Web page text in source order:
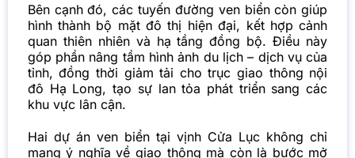
Bên cạnh đó, các tuyến đường ven biển còn giúp
hình thành bộ mặt đô thị hiện đại, kết hợp cảnh
quan thiên nhiên và hạ tầng đồng bộ. Điều này
góp phần nâng tầm hình ảnh du lịch – dịch vụ của
tỉnh, đồng thời giảm tải cho trục giao thông nội
đô Hạ Long, tạo sự lan tỏa phát triển sang các
khu vực lân cận.
Hai dự án ven biển tại vịnh Cửa Lục không chỉ
mang ý nghĩa về giao thông mà còn là bước mở